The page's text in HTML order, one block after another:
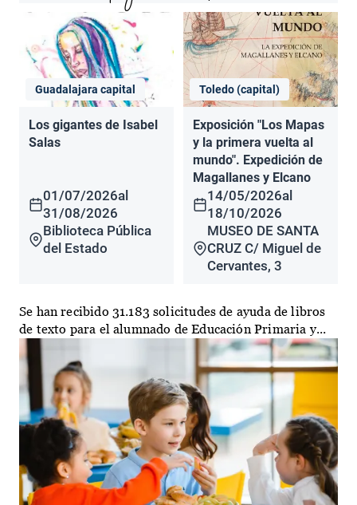
Guadalajara capital
Los gigantes de Isabel
Salas
01/07/2026al
31/08/2026
Biblioteca Pública
del Estado
Toledo (capital)
Exposición "Los Mapas
y la primera vuelta al
mundo". Expedición de
Magallanes y Elcano
14/05/2026al
18/10/2026
MUSEO DE SANTA
CRUZ C/ Miguel de
Cervantes, 3
Se han recibido 31.183 solicitudes de ayuda de libros
de texto para el alumnado de Educación Primaria y...